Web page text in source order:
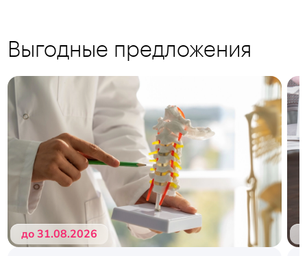
Подробнее Подробнее
Выгодные предложения
до 31.08.2026